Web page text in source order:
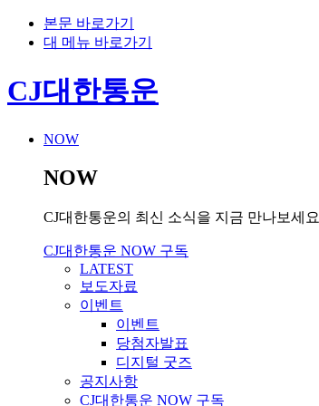
본문 바로가기
대 메뉴 바로가기
CJ대한통운
NOW
NOW
CJ대한통운의 최신 소식을 지금 만나보세요
CJ대한통운 NOW 구독
LATEST
보도자료
이벤트
이벤트
당첨자발표
디지털 굿즈
공지사항
CJ대한통운 NOW 구독